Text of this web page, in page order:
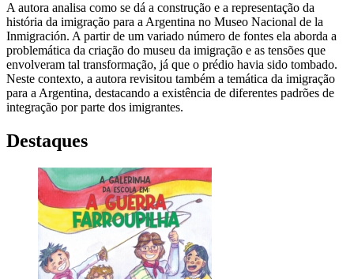
A autora analisa como se dá a construção e a representação da
história da imigração para a Argentina no Museo Nacional de la
Inmigración. A partir de um variado número de fontes ela aborda a
problemática da criação do museu da imigração e as tensões que
envolveram tal transformação, já que o prédio havia sido tombado.
Neste contexto, a autora revisitou também a temática da imigração
para a Argentina, destacando a existência de diferentes padrões de
integração por parte dos imigrantes.
Destaques